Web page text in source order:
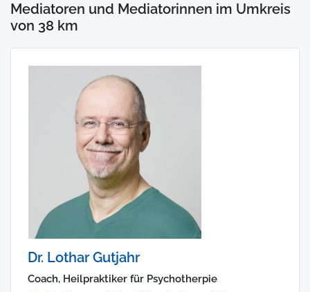
Mediatoren und Mediatorinnen im Umkreis
von 38 km
Dr. Lothar Gutjahr
Coach, Heilpraktiker für Psychotherpie